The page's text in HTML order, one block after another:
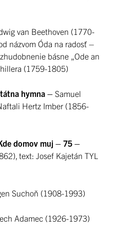
van Beethoven (1770-
názvom Óda na radosť –
básne „Ode an
(1759-1805)
hymna – Samuel
Hertz Imber (1856-
domov muj – 75 –
text: Josef Kajetán TYL
Suchoň (1908-1993)
Adamec (1926-1973)